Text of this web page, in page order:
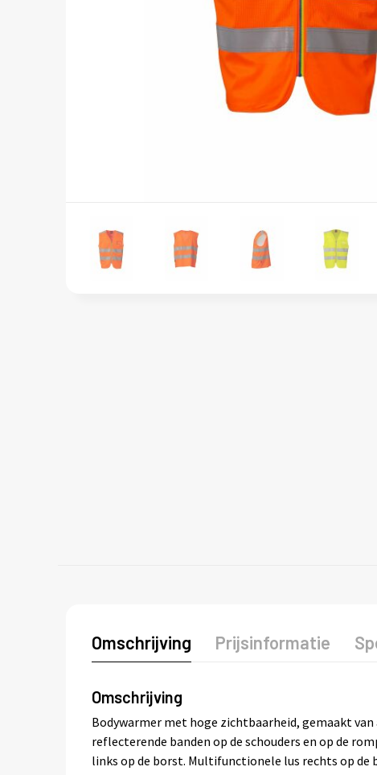
Omschrijving Prijsinformatie
Omschrijving
Bodywarmer met hoge zichtbaarheid, gemaakt
reflecterende banden op de schouders en op de
links op de borst. Multifunctionele lus rechts op de